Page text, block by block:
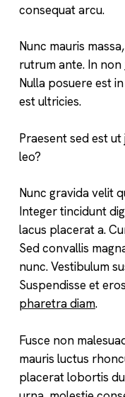
consequat arcu.
Nunc mauris
rutrum ante. In non
Nulla posuere est
est ultricies.
Praesent sed est
leo?
Nunc gravida velit
Integer tincidunt
lacus placerat a.
Sed convallis
nunc. Vestibulum
Suspendisse et
pharetra diam.
Fusce non
mauris luctus
placerat lobortis